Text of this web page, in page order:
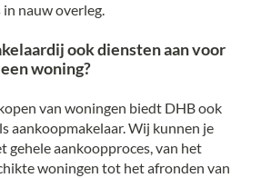
nauw overleg.
ook diensten aan voor
woning?
van woningen biedt DHB ook
aankoopmakelaar. Wij kunnen je
gehele aankoopproces, van het
woningen tot het afronden van